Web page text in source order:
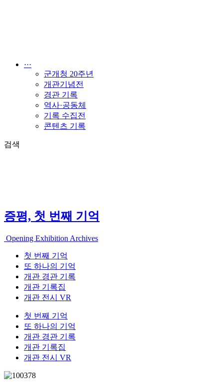
···
군개청 20주년
개관기념전
경관 기록
역사·공동체
기록 수집전
콘텐츠 기록
검색
증평, 첫 번째 기억
Opening Exhibition Archives
첫 번째 기억
또 하나의 기억
개관 경관 기록
개관 기록집
개관 전시 VR
첫 번째 기억
또 하나의 기억
개관 경관 기록
개관 기록집
개관 전시 VR